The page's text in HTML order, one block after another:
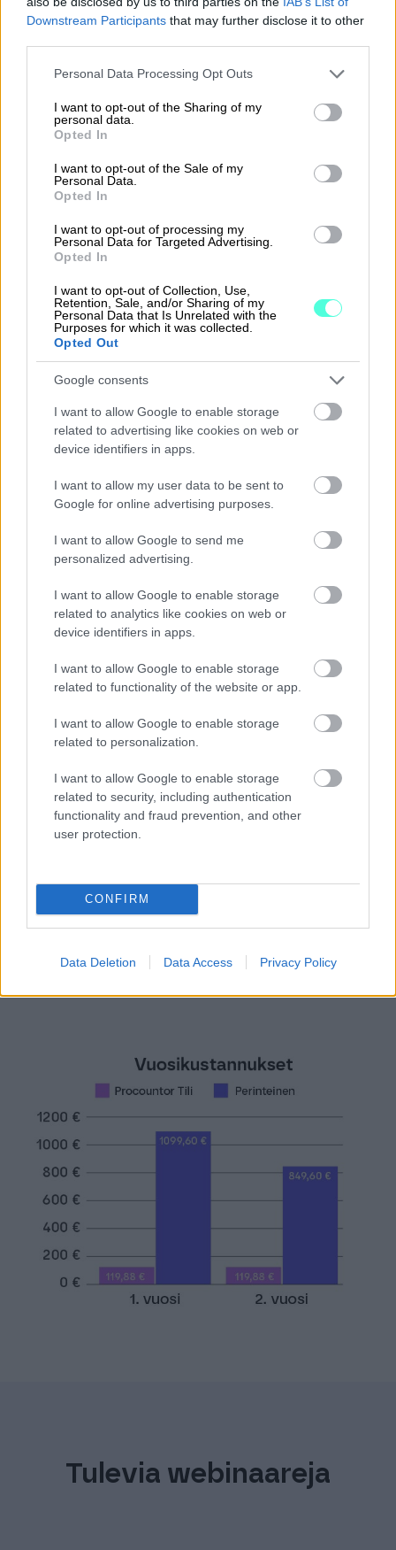
Downstream Participants that may further disclose it to other
Please note that this website/app uses one or more Google
not limited to your visit or usage behaviour. You may click to
grant or deny consent to Google and its third-party tags to
use your data for below specified purposes in below Google
consent section.
Personal Data Processing Opt Outs
I want to opt-out of the Sharing of my
personal data.
Opted In
I want to opt-out of the Sale of my
Personal Data.
Opted In
I want to opt-out of processing my
Personal Data for Targeted Advertising.
Opted In
I want to opt-out of Collection, Use,
Retention, Sale, and/or Sharing of my
Personal Data that Is Unrelated with the
Purposes for which it was collected.
Opted Out
Google consents
I want to allow Google to enable storage
related to advertising like cookies on web or
device identifiers in apps.
I want to allow my user data to be sent to
Google for online advertising purposes.
I want to allow Google to send me
personalized advertising.
I want to allow Google to enable storage
related to analytics like cookies on web or
device identifiers in apps.
I want to allow Google to enable storage
related to functionality of the website or app.
I want to allow Google to enable storage
related to personalization.
I want to allow Google to enable storage
related to security, including authentication
functionality and fraud prevention, and other
user protection.
CONFIRM
Data Deletion Data Access Privacy Policy
Kaikki tarvittava:laskut, kuitit, maksut ja
kirjanpitoaineistot
Vähemmän hallintohommia:
enemmän
automaatiota ja helppoutta
Tutustu Soloon
Jätä yhteydenottopyyntö myynnille
Finago Procountor Tili –
yrityspankkitili, jolla
säästät rahaa
Finago Procountor Tili on tavallinen
yrityspankkitili*, jota käytät suoraan Finago
Procountorista. Pankkitilin käyttö ja tiedonsiirto
mitään muita kuluja.
*Pankkitilin tuottaa Alisa Pankki Oyj
Tulevia webinaareja